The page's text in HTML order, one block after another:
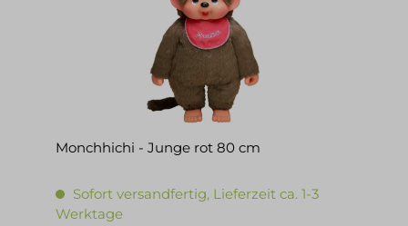
Monchhichi - Junge rot 80 cm
Sofort versandfertig, Lieferzeit ca. 1-3
Werktage